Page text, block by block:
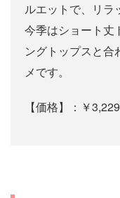
ルエットで、リラ
今季はショート丈
ングトップスと合
メです。
【価格】：￥